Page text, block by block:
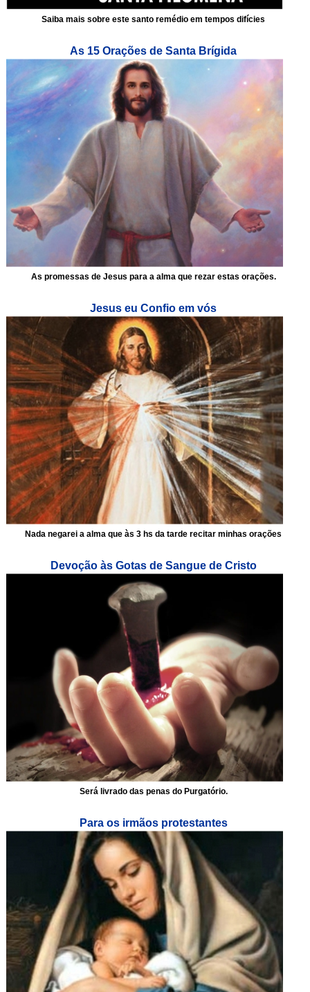
Saiba mais sobre este santo remédio em tempos difícies
As 15 Orações de Santa Brígida
As promessas de Jesus para a alma que rezar estas orações.
Jesus eu Confio em vós
Nada negarei a alma que às 3 hs da tarde recitar minhas orações
Devoção às Gotas de Sangue de Cristo
Será livrado das penas do Purgatório.
Para os irmãos protestantes